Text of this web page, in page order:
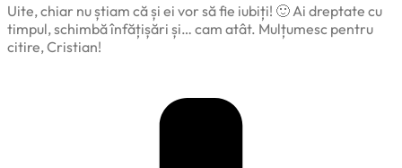
Uite, chiar nu știam că și ei vor să fie iubiți! 🙂 Ai dreptate cu
timpul, schimbă înfățișări și… cam atât. Mulțumesc pentru
citire, Cristian!